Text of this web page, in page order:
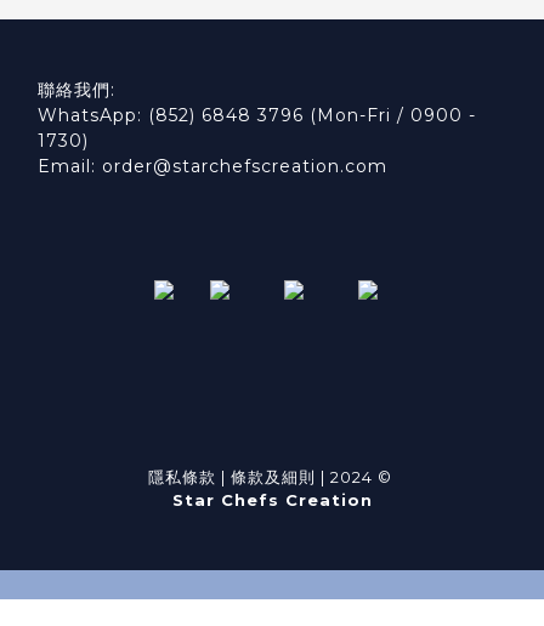
聯絡我們:
WhatsApp: (852) 6848 3796 (Mon-Fri / 0900 -
1730)
Email: order@starchefscreation.com
隱私條款 | 條款及細則 | 2024 ©
Star Chefs Creation